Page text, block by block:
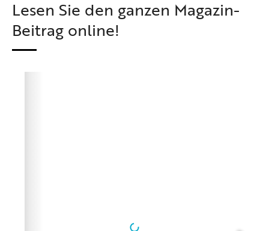
Lesen Sie den ganzen Magazin-
Beitrag online!